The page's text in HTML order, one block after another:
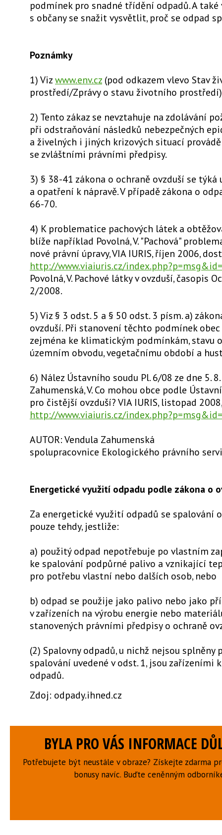
podmínek pro snadné třídění odpadů. A také
s občany se snažit vysvětlit, proč se odpad
Poznámky
1) Viz www.env.cz (pod odkazem vlevo Stav
prostředí/Zprávy o stavu životního
2) Tento zákaz se nevztahuje na zdolávání
při odstraňování následků nebezpečných
a živelných i jiných krizových situací
se zvláštními právními předpisy.
3) § 38-41 zákona o ochraně ovzduší se
a opatření k nápravě. V případě zákona o
66-70.
4) K problematice pachových látek a
blíže například Povolná, V. "Pachová"
nové právní úpravy, VIA IURIS, říjen 2006,
http://www.viaiuris.cz/
Povolná, V. Pachové látky v ovzduší, časopis
2/2008.
5) Viz § 3 odst. 5 a § 50 odst. 3 písm. a)
ovzduší. Při stanovení těchto podmínek
zejména ke klimatickým podmínkám, stavu
územním obvodu, vegetačnímu období a
6) Nález Ústavního soudu Pl. 6/08 ze dne 5. 8.
Zahumenská, V. Co mohou obce podle
pro čistější ovzduší? VIA IURIS, listopad 2008,
http://www.viaiuris.cz/
AUTOR: Vendula Zahumenská
spolupracovnice Ekologického právního
Energetické využití odpadu podle zákona o
Za energetické využití odpadů se spalování
pouze tehdy, jestliže:
a) použitý odpad nepotřebuje po vlastním
ke spalování podpůrné palivo a vznikající
pro potřebu vlastní nebo dalších osob, nebo
b) odpad se použije jako palivo nebo jako
v zařízeních na výrobu energie nebo
stanovených právními předpisy o ochraně
(2) Spalovny odpadů, u nichž nejsou splněny
spalování uvedené v odst. 1, jsou zařízeními
odpadů.
Zdoj: odpady.ihned.cz
BYLA PRO VÁS INFORMACE
Potřebujete být neustále v obraze? Získejte zdarma
bonusy navíc. Buďte ceněnným